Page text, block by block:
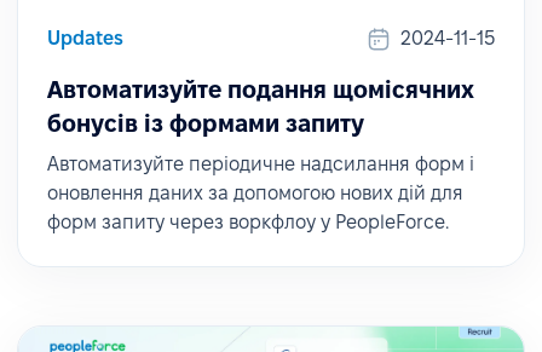
Updates 2024-11-15
Автоматизуйте подання щомісячних
бонусів із формами запиту
Автоматизуйте періодичне надсилання форм і
оновлення даних за допомогою нових дій для
форм запиту через воркфлоу у PeopleForce.